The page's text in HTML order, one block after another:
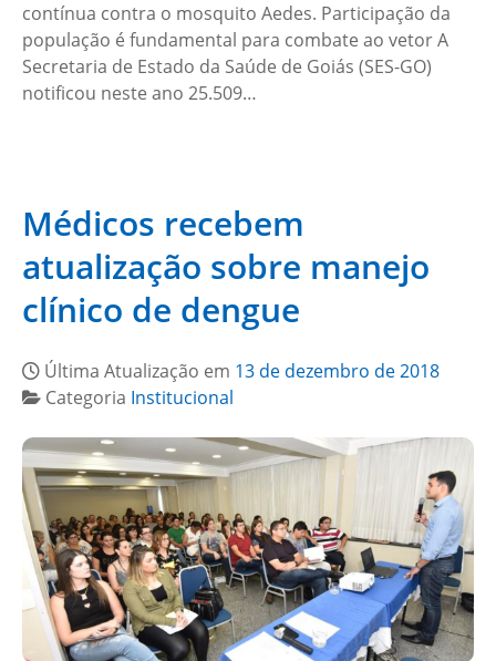
contínua contra o mosquito Aedes. Participação da
população é fundamental para combate ao vetor A
Secretaria de Estado da Saúde de Goiás (SES-GO)
notificou neste ano 25.509…
Médicos recebem
atualização sobre manejo
clínico de dengue
Última Atualização em 13 de dezembro de 2018
Categoria Institucional